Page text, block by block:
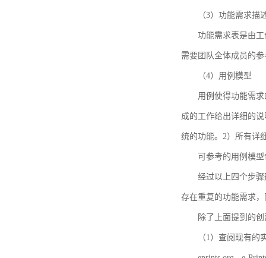
（3）功能需求描
功能需求表是由
需要团队全体成员的
（4）用例模型
用例使得功能需
成的工作给出详细的
统的功能。2）所有详
可参考的用例模
经过以上四个步
存在重复的功能需求
除了上面提到的
（1）查阅现有的